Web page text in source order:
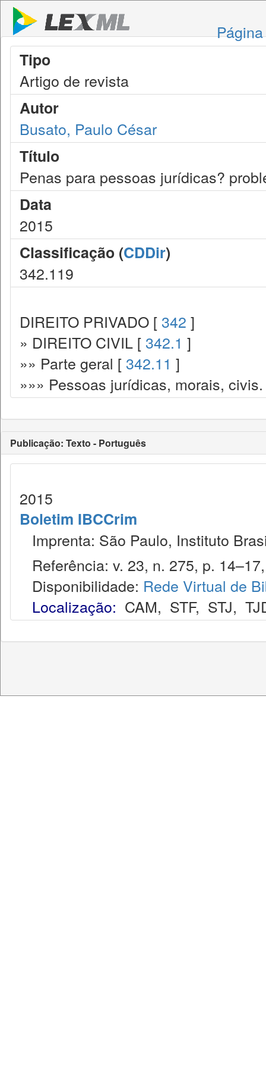
Tipo
Artigo de revista
Autor
Busato, Paulo César
Título
Penas para pessoas jurídicas?
Data
2015
Classificação (CDDir)
342.119
DIREITO PRIVADO [ 342 ]
» DIREITO CIVIL [ 342.1 ]
»» Parte geral [ 342.11 ]
»»» Pessoas jurídicas, morais,
Publicação: Texto - Português
2015
Boletim IBCCrim
Imprenta: São Paulo, Instituto
Referência: v. 23, n. 275, p.
Disponibilidade: Rede Virtual de
Localização: CAM, STF, STJ,